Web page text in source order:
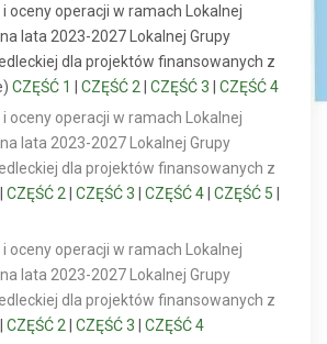
oceny operacji w ramach Lokalnej
lata 2023-2027 Lokalnej Grupy
dla projektów finansowanych z
CZĘŚĆ 1 | CZĘŚĆ 2 | CZĘŚĆ 3 | CZĘŚĆ 4
oceny operacji w ramach Lokalnej
lata 2023-2027 Lokalnej Grupy
dla projektów finansowanych z
| CZĘŚĆ 2 | CZĘŚĆ 3 | CZĘŚĆ 4| CZĘŚĆ 5 |
oceny operacji w ramach Lokalnej
lata 2023-2027 Lokalnej Grupy
dla projektów finansowanych z
| CZĘŚĆ 2 | CZĘŚĆ 3 | CZĘŚĆ 4